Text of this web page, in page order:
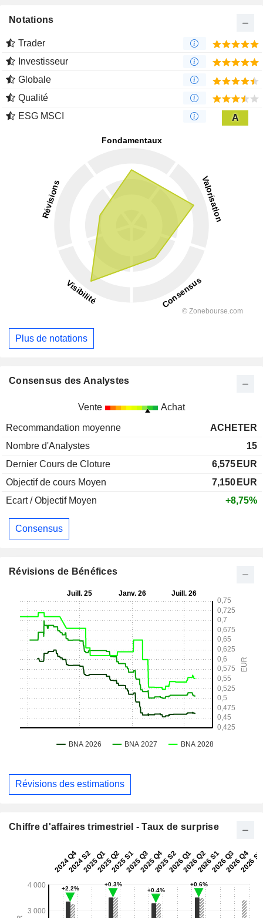
Notations
Trader
Investisseur
Globale
Qualité
ESG MSCI
A
Plus de notations
Consensus des Analystes
Vente Achat
Recommandation moyenne
ACHETER
Nombre d'Analystes
15
Dernier Cours de Cloture
6,575 EUR
Objectif de cours Moyen
7,150 EUR
Ecart / Objectif Moyen
+8,75%
Consensus
Révisions de Bénéfices
Révisions des estimations
Chiffre d'affaires trimestriel - Taux de surprise